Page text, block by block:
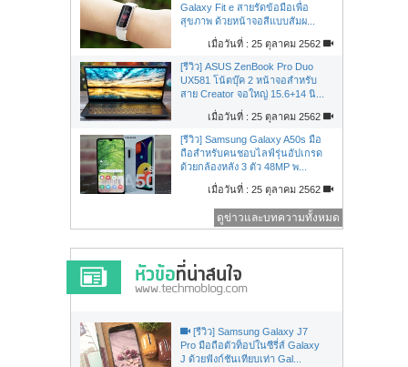
Galaxy Fit e สายรัดข้อมือเพื่อ
สุขภาพ ด้วยหน้าจอสีแบบสัมผ...
เมื่อวันที่ : 25 ตุลาคม 2562
[รีวิว] ASUS ZenBook Pro Duo
UX581 โน้ตบุ๊ค 2 หน้าจอสำหรับ
สาย Creator จอใหญ่ 15.6+14 นิ...
เมื่อวันที่ : 25 ตุลาคม 2562
[รีวิว] Samsung Galaxy A50s มือ
ถือสำหรับคนชอบไลฟ์รุ่นอัปเกรด
ด้วยกล้องหลัง 3 ตัว 48MP พ...
เมื่อวันที่ : 25 ตุลาคม 2562
ดูข่าวและบทความทั้งหมด
[รีวิว] Samsung Galaxy J7
Pro มือถือตัวท็อปในซีรี่ส์ Galaxy
J ด้วยฟังก์ชันเทียบเท่า Gal...